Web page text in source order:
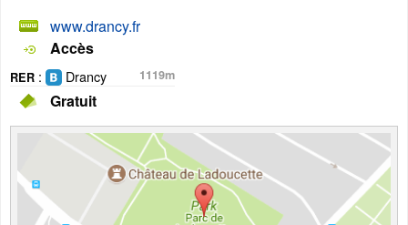
www.drancy.fr
Accès
RER : Drancy 1119m
Gratuit